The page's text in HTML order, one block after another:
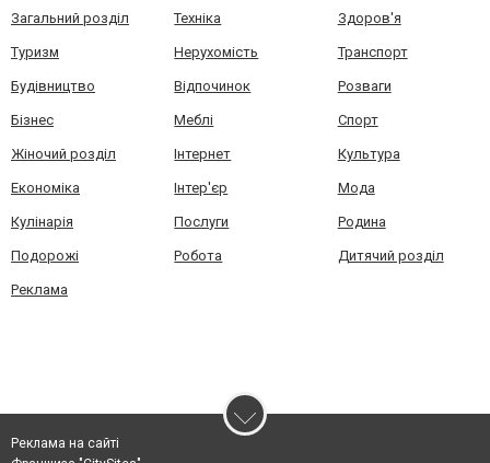
Загальний розділ Техніка Здоров'я
Туризм Нерухомість Транспорт
Будівництво Відпочинок Розваги
Бізнес Меблі Спорт
Жіночий розділ Інтернет Культура
Економіка Інтер'єр Мода
Кулінарія Послуги Родина
Подорожі Робота Дитячий розділ
Реклама
Реклама на сайті